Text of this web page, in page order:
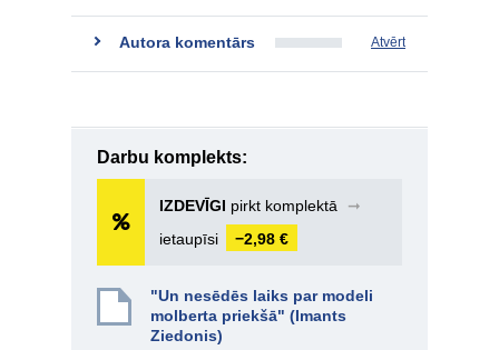
Autora komentārs Atvērt
Darbu komplekts:
IZDEVĪGI pirkt komplektā
➞
ietaupīsi
−2,98 €
"Un nesēdēs laiks par modeli
molberta priekšā" (Imants
Ziedonis)